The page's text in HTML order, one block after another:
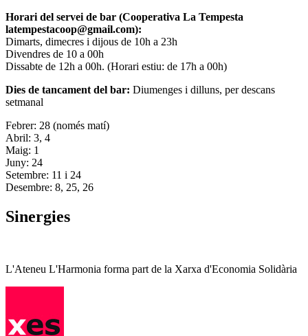
Horari del servei de bar (Cooperativa La Tempesta
latempestacoop@gmail.com):
Dimarts, dimecres i dijous de 10h a 23h
Divendres de 10 a 00h
Dissabte de 12h a 00h. (Horari estiu: de 17h a 00h)
Dies de tancament del bar: Diumenges i dilluns, per descans
setmanal
Febrer: 28 (només matí)
Abril: 3, 4
Maig: 1
Juny: 24
Setembre: 11 i 24
Desembre: 8, 25, 26
Sinergies
L'Ateneu L'Harmonia forma part de la Xarxa d'Economia Solidària